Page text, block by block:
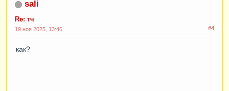
sali
Re: тч
#4
19 ноя 2025, 13:46
как?